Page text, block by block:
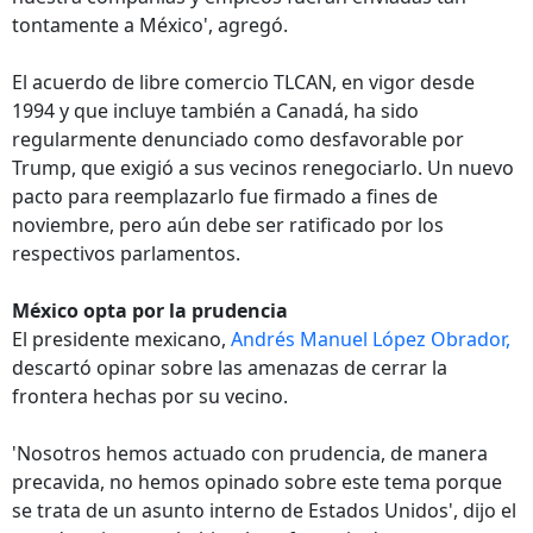
tontamente a México', agregó.
El acuerdo de libre comercio TLCAN, en vigor desde
1994 y que incluye también a Canadá, ha sido
regularmente denunciado como desfavorable por
Trump, que exigió a sus vecinos renegociarlo. Un nuevo
pacto para reemplazarlo fue firmado a fines de
noviembre, pero aún debe ser ratificado por los
respectivos parlamentos.
México opta por la prudencia
El presidente mexicano, Andrés Manuel López Obrador,
descartó opinar sobre las amenazas de cerrar la
frontera hechas por su vecino.
'Nosotros hemos actuado con prudencia, de manera
precavida, no hemos opinado sobre este tema porque
se trata de un asunto interno de Estados Unidos', dijo el